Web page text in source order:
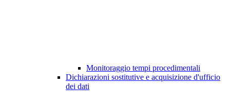
Monitoraggio tempi procedimentali
Dichiarazioni sostitutive e acquisizione d'ufficio
dei dati